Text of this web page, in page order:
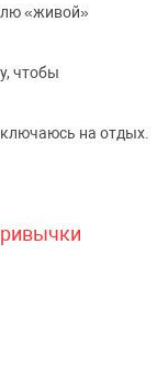
«живой»
чтобы
на отдых.